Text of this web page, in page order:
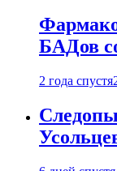
БАДов
2 года спустя